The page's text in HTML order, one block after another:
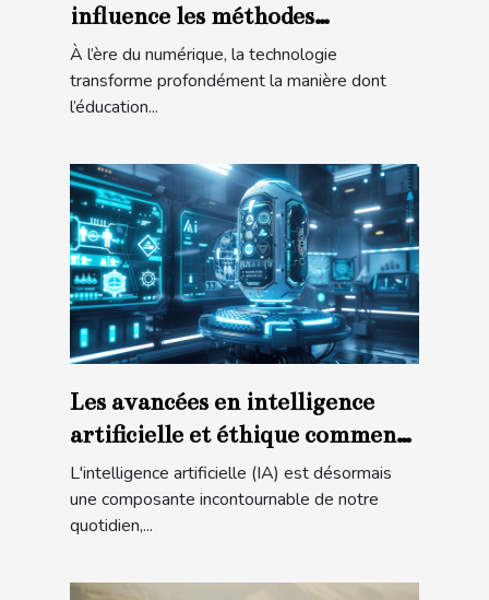
influence les méthodes
modernes d'éducation financière
À l’ère du numérique, la technologie
transforme profondément la manière dont
l’éducation...
Les avancées en intelligence
artificielle et éthique comment
les algorithmes façonnent notre
avenir
L'intelligence artificielle (IA) est désormais
une composante incontournable de notre
quotidien,...